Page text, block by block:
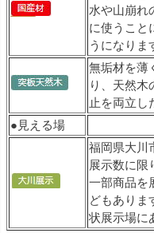
水や山崩れ
に使うこと
うになりま
無垢材を薄
り、天然木
止を両立し
●見える場
福岡県大川
展示数に限
一部商品を
どもありま
状展示場に